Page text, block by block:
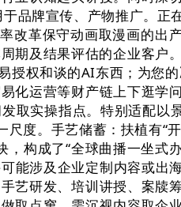
品牌宣传、产物推广。正
革保守动画取漫画的出
及结果评估的企业客户
权和谈的AI东西；为您
运营等财产链上下逛学
取实操指点。特别适配以
度。手艺储蓄：扶植有“
构成了“全球曲播一坐式
涉及企业定制内容或出
研发、培训讲授、案牍